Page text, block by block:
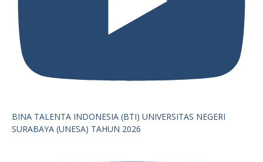
BINA TALENTA INDONESIA (BTI) UNIVERSITAS NEGERI
SURABAYA (UNESA) TAHUN 2026